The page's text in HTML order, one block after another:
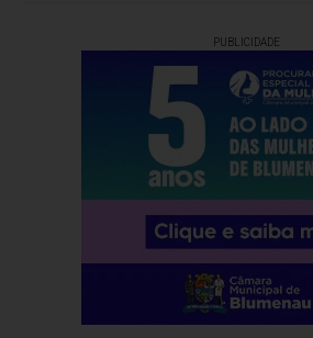
PUBLICIDADE